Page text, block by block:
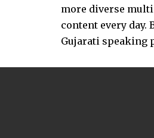
more diverse
content every day.
Gujarati speaking